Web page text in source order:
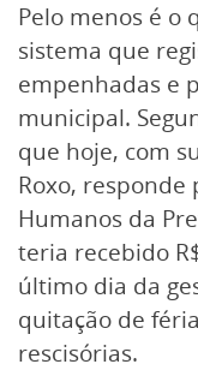
Pelo menos é o
sistema que
empenhadas e
municipal.
que hoje, com
Roxo, responde
Humanos da
teria recebido
último dia da
quitação de
rescisórias.